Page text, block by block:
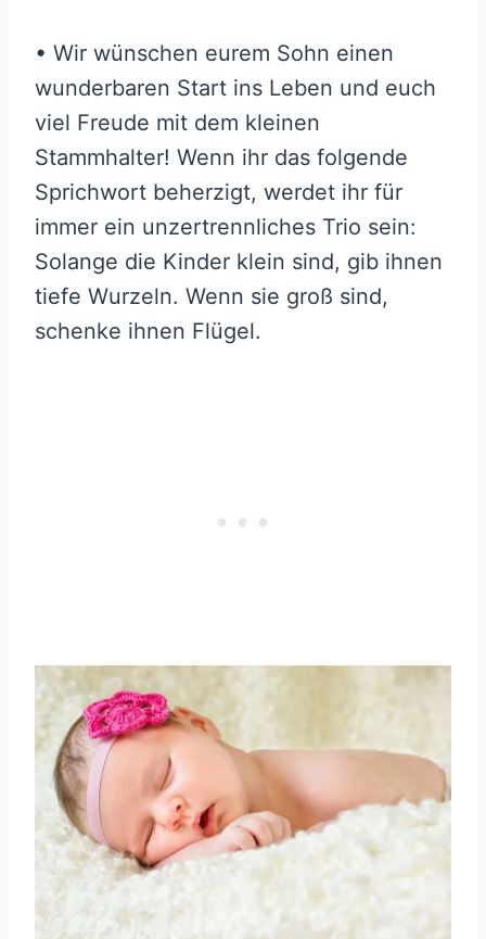
• Wir wünschen eurem Sohn einen
wunderbaren Start ins Leben und euch
viel Freude mit dem kleinen
Stammhalter! Wenn ihr das folgende
Sprichwort beherzigt, werdet ihr für
immer ein unzertrennliches Trio sein:
Solange die Kinder klein sind, gib ihnen
tiefe Wurzeln. Wenn sie groß sind,
schenke ihnen Flügel.